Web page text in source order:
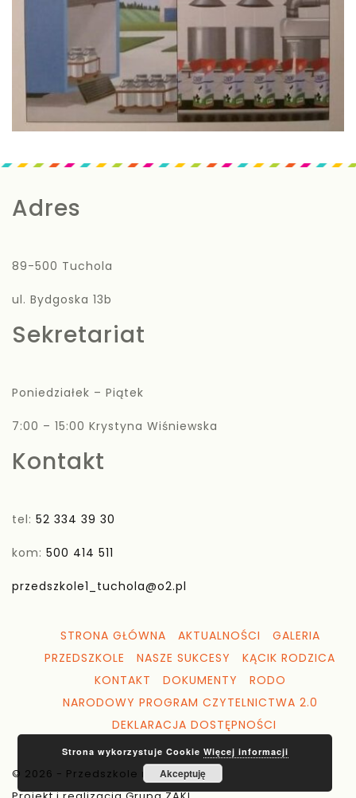
Adres
89-500 Tuchola
ul. Bydgoska 13b
Sekretariat
Poniedziałek – Piątek
7:00 – 15:00 Krystyna Wiśniewska
Kontakt
tel: 52 334 39 30
kom: 500 414 511
przedszkole1_tuchola@o2.pl
STRONA GŁÓWNA AKTUALNOŚCI
GALERIA
PRZEDSZKOLE
NASZE SUKCESY
KĄCIK RODZICA
KONTAKT
DOKUMENTY
RODO
NARODOWY PROGRAM CZYTELNICTWA 2.0
DEKLARACJA DOSTĘPNOŚCI
© 2026 - Przedszkole nr 1 Tuchola
Strona wykorzystuje Cookie Więcej informacji
Akceptuję